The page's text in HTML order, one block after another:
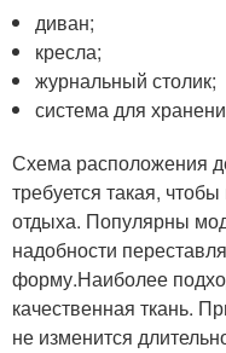
диван;
кресла;
журнальный столик;
система для
Схема расположения
требуется такая,
отдыха. Популярны
надобности
форму.Наиболее
качественная ткань.
не изменится